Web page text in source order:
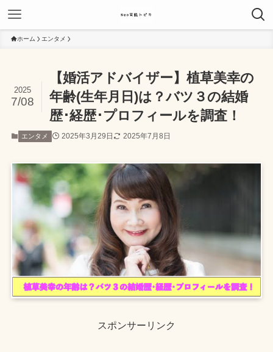
ホーム エンタメ
【婚活アドバイザー】植草美幸の
年齢(生年月日)は？バツ３の結婚
歴･経歴･プロフィールを調査！
2025
7/08
エンタメ 2025年3月29日 2025年7月8日
スポンサーリンク